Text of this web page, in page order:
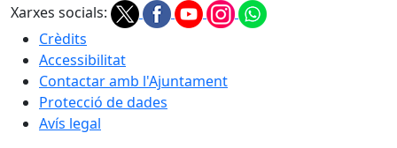
Xarxes socials:
Crèdits
Accessibilitat
Contactar amb l'Ajuntament
Protecció de dades
Avís legal